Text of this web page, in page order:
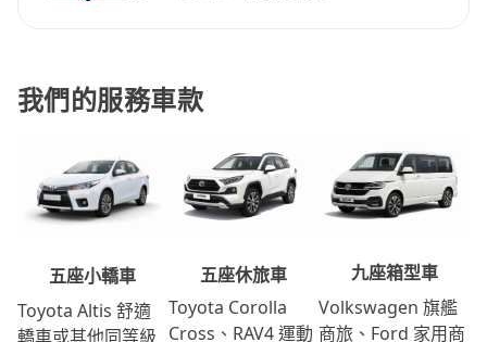
我們的服務車款
五座小轎車
Toyota Altis 舒適
轎車或其他同等級
五座休旅車
Toyota Corolla
Cross、RAV4 運動
九座箱型車
Volkswagen 旗艦
商旅、Ford 家用商